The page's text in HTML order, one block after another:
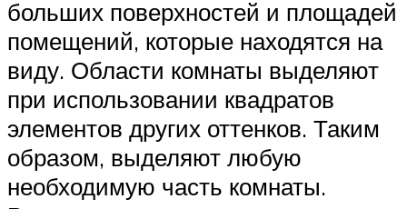
больших поверхностей и площадей
помещений, которые находятся на
виду. Области комнаты выделяют
при использовании квадратов
элементов других оттенков. Таким
образом, выделяют любую
необходимую часть комнаты.